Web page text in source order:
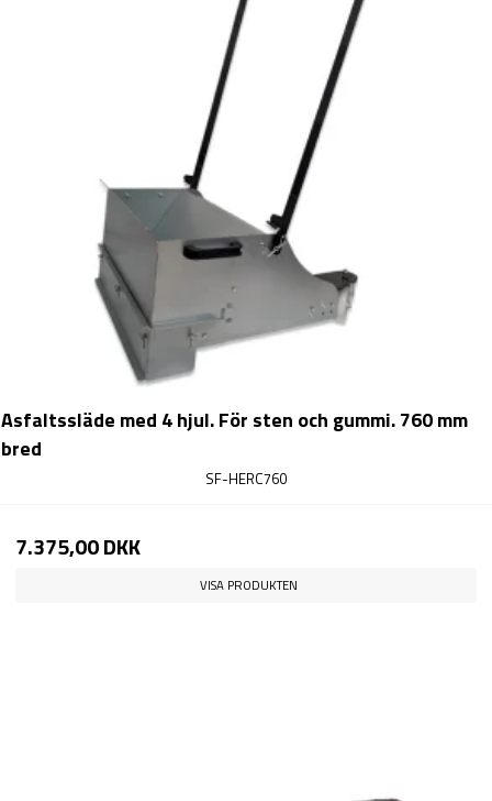
Asfaltssläde med 4 hjul. För sten och gummi. 760 mm
bred
SF-HERC760
7.375,00 DKK
VISA PRODUKTEN